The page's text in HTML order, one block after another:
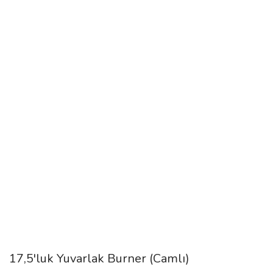
17,5'luk Yuvarlak Burner (Camlı)